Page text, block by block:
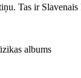
Tas ir Slavenais
albums